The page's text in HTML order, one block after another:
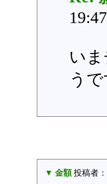
19:47
い
うで
▼ 金額投稿者：